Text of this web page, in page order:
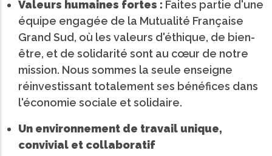
Valeurs humaines fortes : Faites partie d'une
équipe engagée de la Mutualité Française
Grand Sud, où les valeurs d'éthique, de bien-
être, et de solidarité sont au cœur de notre
mission. Nous sommes la seule enseigne
réinvestissant totalement ses bénéfices dans
l'économie sociale et solidaire.
Un environnement de travail unique,
convivial et collaboratif